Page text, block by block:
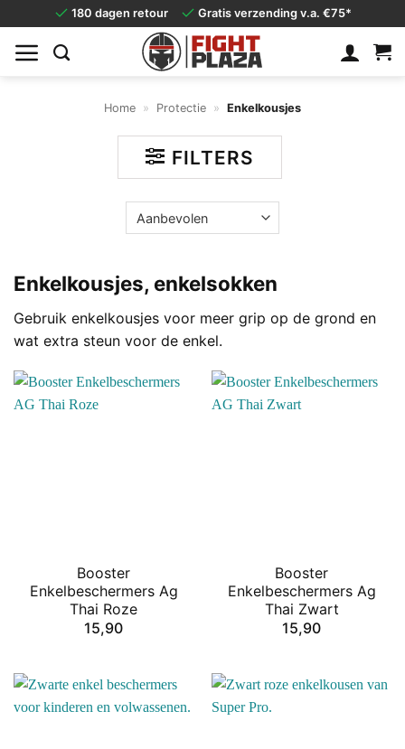
naar
inhoud
180 dagen retour Gratis verzending v.a. €75*
Home » Protectie » Enkelkousjes
FILTERS
Enkelkousjes, enkelsokken
Gebruik enkelkousjes voor meer grip op de grond en
wat extra steun voor de enkel.
Booster
Enkelbeschermers Ag
Thai Roze
15,90
Booster
Enkelbeschermers Ag
Thai Zwart
15,90